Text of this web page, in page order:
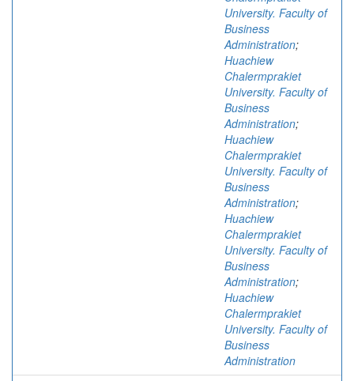
University. Faculty of
Business
Administration;
Huachiew
Chalermprakiet
University. Faculty of
Business
Administration;
Huachiew
Chalermprakiet
University. Faculty of
Business
Administration;
Huachiew
Chalermprakiet
University. Faculty of
Business
Administration;
Huachiew
Chalermprakiet
University. Faculty of
Business
Administration